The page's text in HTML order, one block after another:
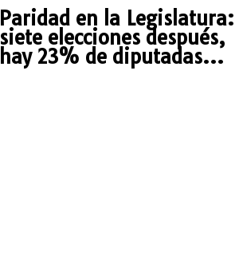
Paridad en la Legislatura:
siete elecciones después,
hay 23% de diputadas...